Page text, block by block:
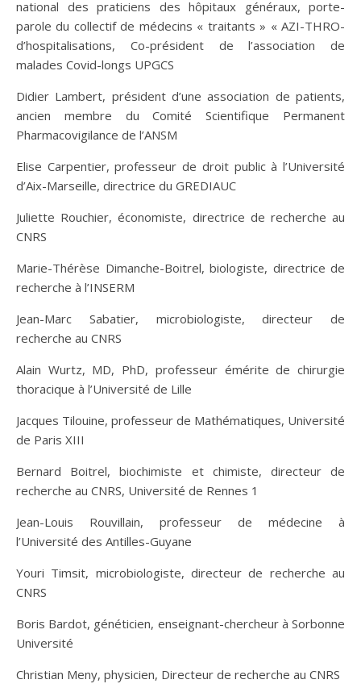
national des praticiens des hôpitaux généraux, porte-
parole du collectif de médecins « traitants » « AZI-THRO-
d’hospitalisations, Co-président de l’association de
malades Covid-longs UPGCS
Didier Lambert, président d’une association de patients,
ancien membre du Comité Scientifique Permanent
Pharmacovigilance de l’ANSM
Elise Carpentier, professeur de droit public à l’Université
d’Aix-Marseille, directrice du GREDIAUC
Juliette Rouchier, économiste, directrice de recherche au
CNRS
Marie-Thérèse Dimanche-Boitrel, biologiste, directrice de
recherche à l’INSERM
Jean-Marc Sabatier, microbiologiste, directeur de
recherche au CNRS
Alain Wurtz, MD, PhD, professeur émérite de chirurgie
thoracique à l’Université de Lille
Jacques Tilouine, professeur de Mathématiques, Université
de Paris XIII
Bernard Boitrel, biochimiste et chimiste, directeur de
recherche au CNRS, Université de Rennes 1
Jean-Louis Rouvillain, professeur de médecine à
l’Université des Antilles-Guyane
Youri Timsit, microbiologiste, directeur de recherche au
CNRS
Boris Bardot, généticien, enseignant-chercheur à Sorbonne
Université
Christian Meny, physicien, Directeur de recherche au CNRS